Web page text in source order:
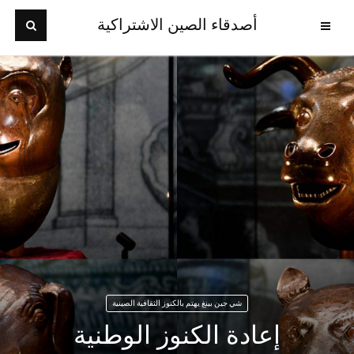
أصدقاء الصين الاشتراكية
شي جين بينغ يهتم بالكنوز الثقافية الصينية
إعادة الكنوز الوطنية